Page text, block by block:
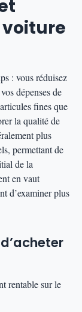
voiture
: vous réduisez
dépenses de
fines que
la qualité de
plus
permettant de
de la
en vaut
d’examiner plus
rentable sur le